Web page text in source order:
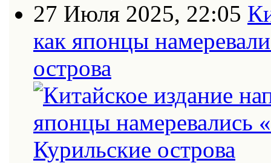
27 Июля 2025, 22:05
как японцы
острова